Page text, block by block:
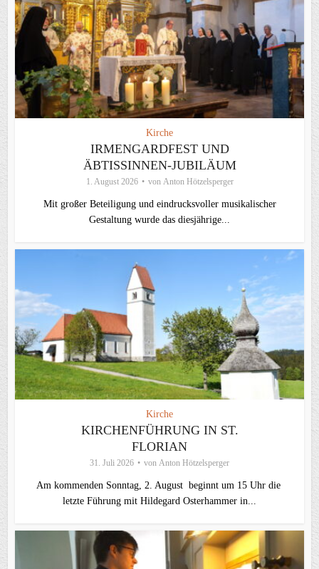
Kirche
IRMENGARDFEST UND
ÄBTISSINNEN-JUBILÄUM
1. August 2026 von Anton Hötzelsperger
Mit großer Beteiligung und eindrucksvoller musikalischer
Gestaltung wurde das diesjährige...
Kirche
KIRCHENFÜHRUNG IN ST.
FLORIAN
31. Juli 2026 von Anton Hötzelsperger
Am kommenden Sonntag, 2. August beginnt um 15 Uhr die
letzte Führung mit Hildegard Osterhammer in...